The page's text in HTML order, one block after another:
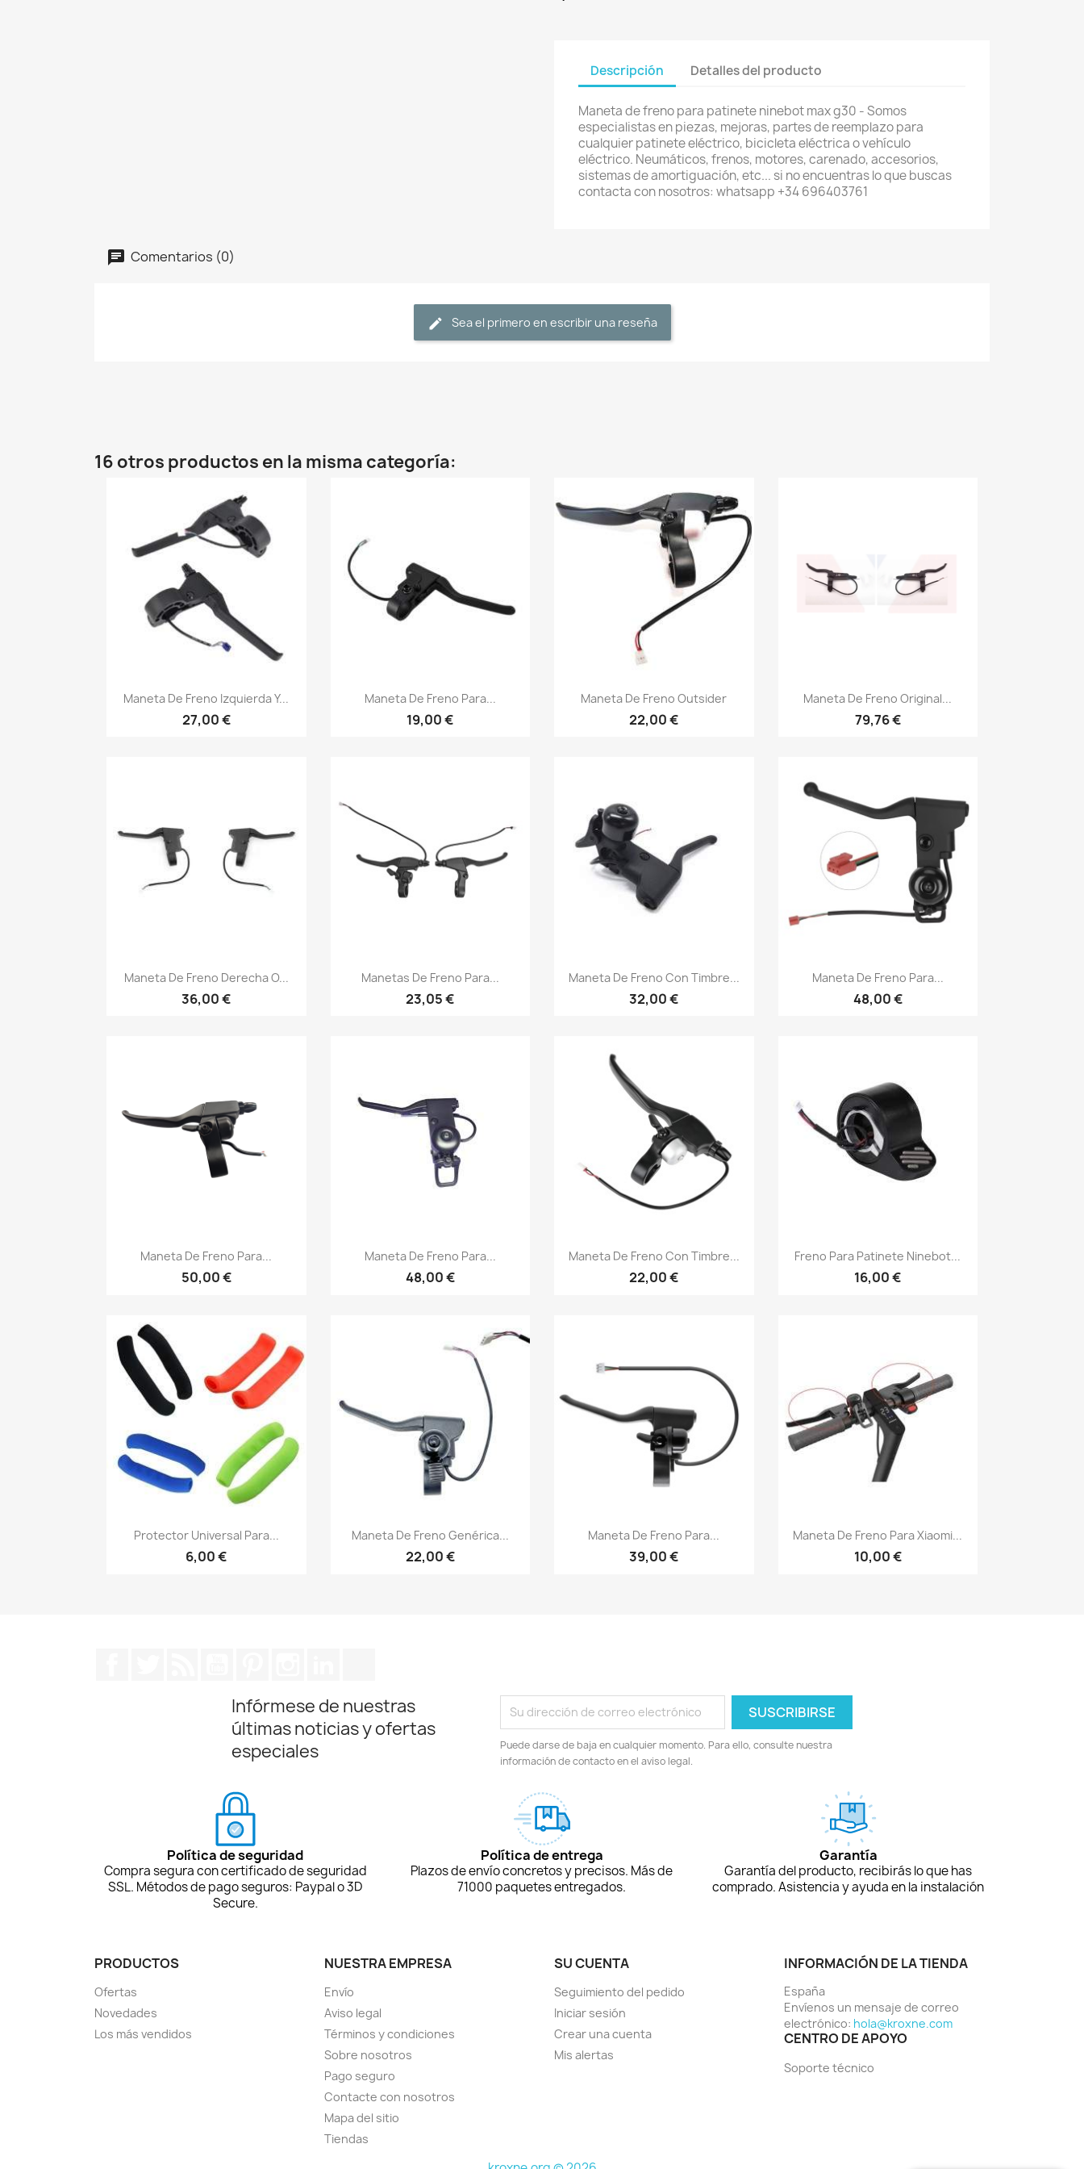
Descripción Detalles del producto
Maneta de freno para patinete ninebot max g30 - Somos
especialistas en piezas, mejoras, partes de reemplazo para
cualquier patinete eléctrico, bicicleta eléctrica o vehículo
eléctrico. Neumáticos, frenos, motores, carenado, accesorios,
sistemas de amortiguación, etc... si no encuentras lo que buscas
contacta con nosotros: whatsapp +34 696403761
Comentarios (0)
Sea el primero en escribir una reseña
16 otros productos en la misma categoría:
Vista rápida
Maneta De Freno Izquierda Y...
27,00 €
Vista rápida
Maneta De Freno Para...
19,00 €
Vista rápida
Maneta De Freno Outsider
22,00 €
Vista rápida
Maneta De Freno Original...
79,76 €
Vista rápida
Maneta De Freno Derecha O...
36,00 €
Vista rápida
Manetas De Freno Para...
23,05 €
Vista rápida
Maneta De Freno Con Timbre...
32,00 €
Vista rápida
Maneta De Freno Para...
48,00 €
Vista rápida
Maneta De Freno Para...
50,00 €
Vista rápida
Maneta De Freno Para...
48,00 €
Vista rápida
Maneta De Freno Con Timbre...
22,00 €
Vista rápida
Freno Para Patinete Ninebot...
16,00 €
Vista rápida
Protector Universal Para...
6,00 €
Vista rápida
Maneta De Freno Genérica...
22,00 €
Vista rápida
Maneta De Freno Para...
39,00 €
Vista rápida
Maneta De Freno Para Xiaomi...
10,00 €
Infórmese de nuestras
últimas noticias y ofertas
especiales
Puede darse de baja en cualquier momento. Para ello, consulte nuestra
información de contacto en el aviso legal.
Política de seguridad
Compra segura con certificado de seguridad
SSL. Métodos de pago seguros: Paypal o 3D
Secure.
Política de entrega
Plazos de envío concretos y precisos. Más de
71000 paquetes entregados.
Garantía
Garantía del producto, recibirás lo que has
comprado. Asistencia y ayuda en la instalación
PRODUCTOS
Ofertas
Novedades
Los más vendidos
NUESTRA EMPRESA
Envío
Aviso legal
Términos y condiciones
Sobre nosotros
Pago seguro
Contacte con nosotros
Mapa del sitio
Tiendas
SU CUENTA
Seguimiento del pedido
Iniciar sesión
Crear una cuenta
Mis alertas
INFORMACIÓN DE LA TIENDA
España
Envíenos un mensaje de correo
electrónico: hola@kroxne.com
CENTRO DE APOYO
Soporte técnico